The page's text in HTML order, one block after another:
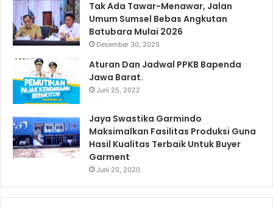
Tak Ada Tawar-Menawar, Jalan
Umum Sumsel Bebas Angkutan
Batubara Mulai 2026
Desember 30, 2025
Aturan Dan Jadwal PPKB Bapenda
Jawa Barat.
Juni 25, 2022
Jaya Swastika Garmindo
Maksimalkan Fasilitas Produksi Guna
Hasil Kualitas Terbaik Untuk Buyer
Garment
Juni 20, 2020